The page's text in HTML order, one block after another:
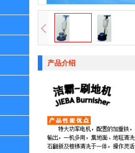
产品介绍